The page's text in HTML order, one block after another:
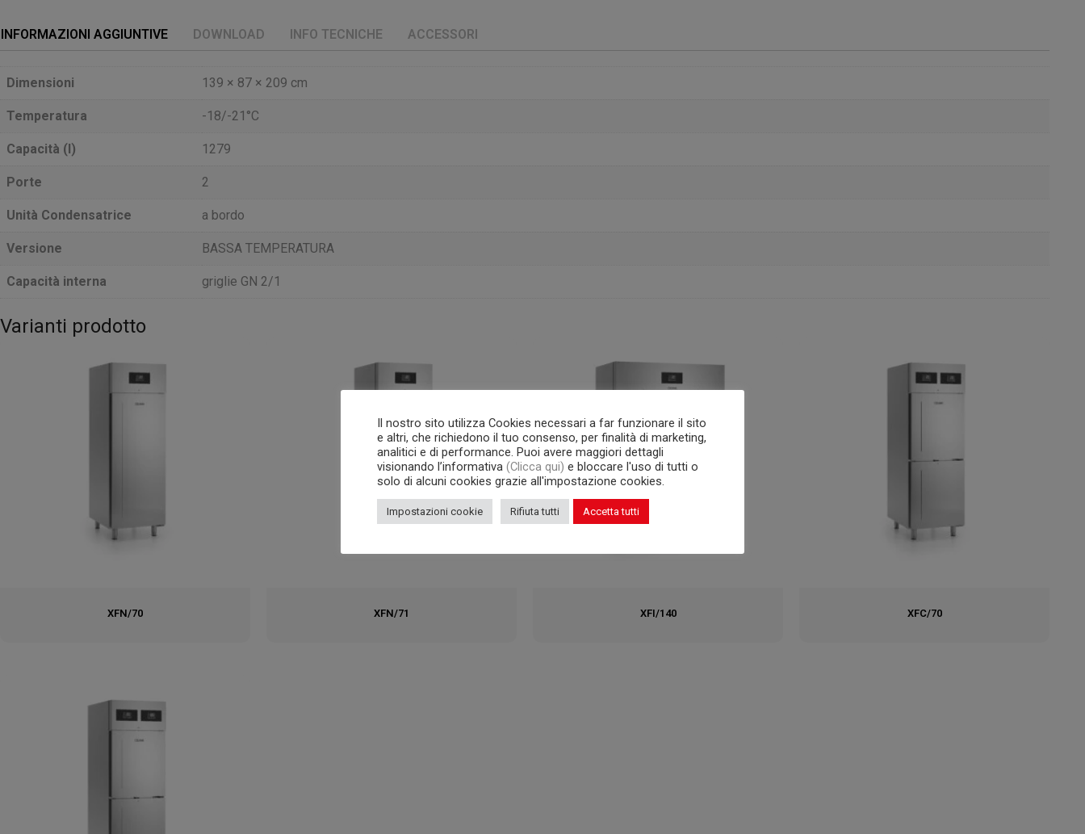
INFORMAZIONI AGGIUNTIVE DOWNLOAD INFO TECNICHE ACCESSORI
Dimensioni 139 × 87 × 209 cm
Temperatura -18/-21°C
Capacità (l) 1279
Porte 2
Unità Condensatrice a bordo
Versione BASSA TEMPERATURA
Capacità interna griglie GN 2/1
Varianti prodotto
XFN/70 XFN/71 XFI/140 XFC/70
Il nostro sito utilizza Cookies necessari a far funzionare il sito
e altri, che richiedono il tuo consenso, per finalità di marketing,
analitici e di performance. Puoi avere maggiori dettagli
visionando l’informativa (Clicca qui) e bloccare l'uso di tutti o
solo di alcuni cookies grazie all'impostazione cookies.
Impostazioni cookie Rifiuta tutti Accetta tutti